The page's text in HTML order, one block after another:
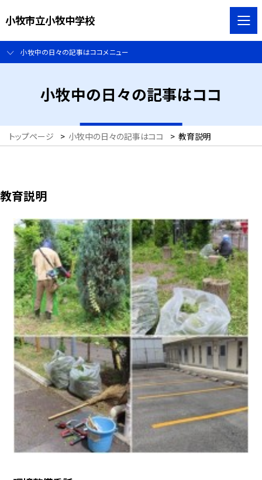
小牧市立小牧中学校
小牧中の日々の記事はココメニュー
小牧中の日々の記事はココ
トップページ > 小牧中の日々の記事はココ > 教育説明
教育説明